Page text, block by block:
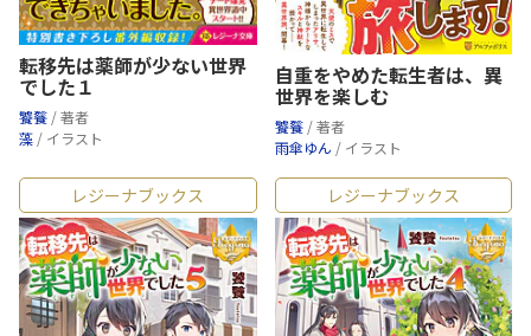
転移先は薬師が少ない世界
でした１
饕餮 / 著者
藻 / イラスト
自重をやめた転生者は、異
世界を楽しむ
饕餮 / 著者
雨傘ゆん / イラスト
レジーナブックス レジーナブックス